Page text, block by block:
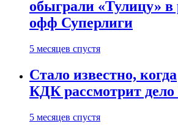
обыграли «Тулицу»
офф Суперлиги
5 месяцев спустя
Стало известно, когда
КДК рассмотрит
5 месяцев спустя